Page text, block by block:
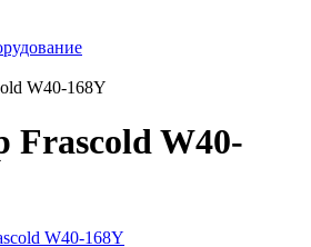
W40-168Y
Frascold W40-